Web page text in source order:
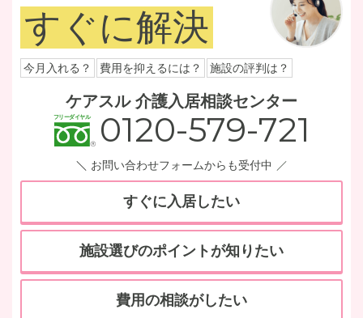
すぐに解決
今月入れる？ 費用を抑えるには？ 施設の評判は？
ケアスル 介護入居相談センター
0120-579-721
お問い合わせフォームからも受付中
すぐに入居したい
施設選びのポイントが知りたい
費用の相談がしたい